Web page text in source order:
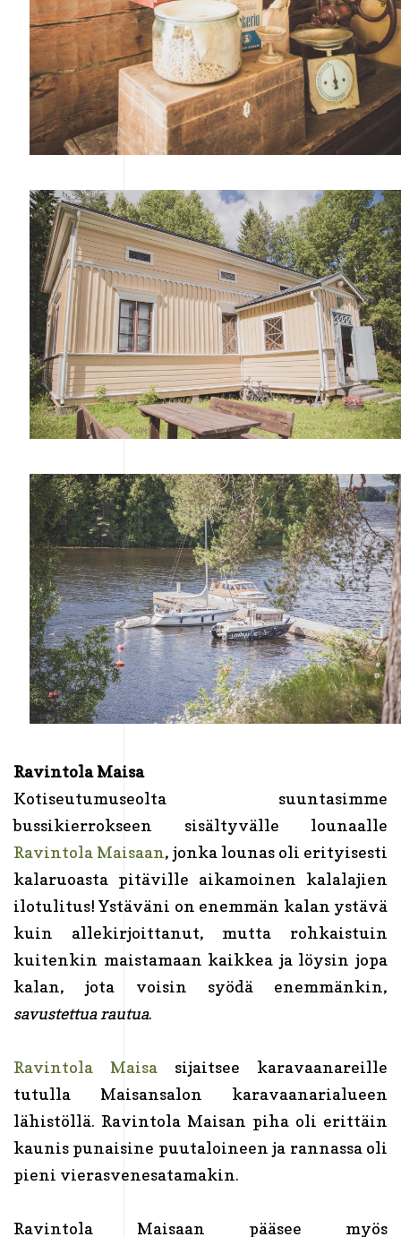
Ravintola Maisa
Kotiseutumuseolta suuntasimme
bussikierrokseen sisältyvälle lounaalle
Ravintola Maisaan, jonka lounas oli erityisesti
kalaruoasta pitäville aikamoinen kalalajien
ilotulitus! Ystäväni on enemmän kalan ystävä
kuin allekirjoittanut, mutta rohkaistuin
kuitenkin maistamaan kaikkea ja löysin jopa
kalan, jota voisin syödä enemmänkin,
savustettua rautua.
Ravintola Maisa sijaitsee karavaanareille
tutulla Maisansalon karavaanarialueen
lähistöllä. Ravintola Maisan piha oli erittäin
kaunis punaisine puutaloineen ja rannassa oli
pieni vierasvenesatamakin.
Ravintola Maisaan pääsee myös